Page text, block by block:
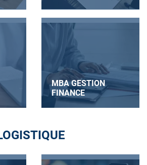
MBA GESTION
FINANCE